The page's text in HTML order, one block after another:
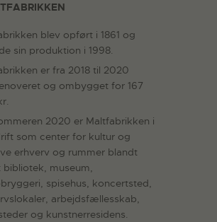
blev opført i 1861 og
sin produktion i 1998.
er fra 2018 til 2020
og ombygget for 167
2020 er Maltfabrikken i
som center for kultur og
erhverv og rummer blandt
bibliotek, museum,
spisehus, koncertsted,
arbejdsfællesskab,
og kunstnerresidens.